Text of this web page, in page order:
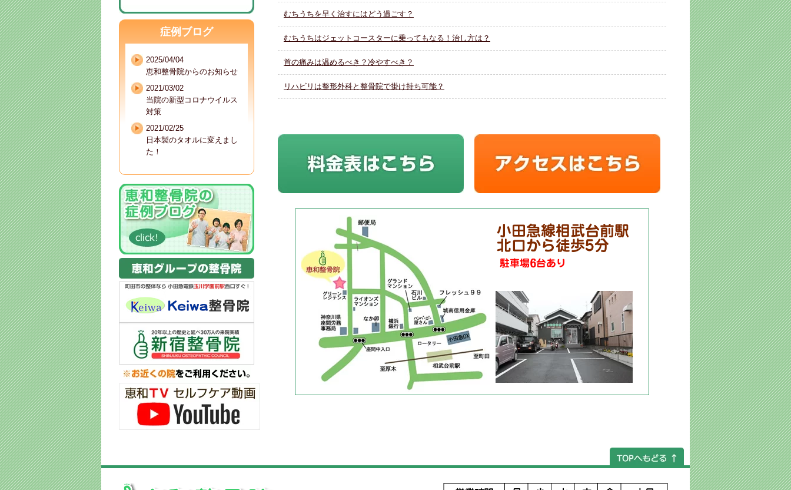
むちうちを早く治すにはどう過ごす？
むちうちはジェットコースターに乗ってもなる！治し方は？
首の痛みは温めるべき？冷やすべき？
リハビリは整形外科と整骨院で掛け持ち可能？
症例ブログ
2025/04/04
恵和整骨院からのお知らせ
2021/03/02
当院の新型コロナウイルス
対策
2021/02/25
日本製のタオルに変えまし
た！